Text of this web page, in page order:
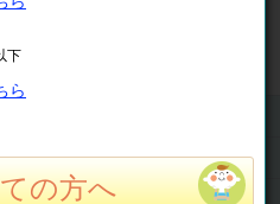
下
ら
の方へ